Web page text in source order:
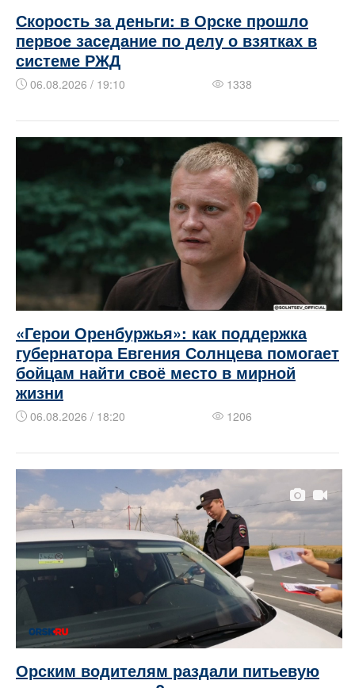
Скорость за деньги: в Орске прошло
первое заседание по делу о взятках в
системе РЖД
06.08.2026 / 19:10 1338
«Герои Оренбуржья»: как поддержка
губернатора Евгения Солнцева помогает
бойцам найти своё место в мирной
жизни
06.08.2026 / 18:20 1206
Орским водителям раздали питьевую